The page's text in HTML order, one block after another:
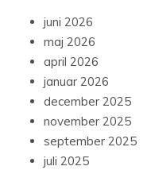
juni 2026
maj 2026
april 2026
januar 2026
december 2025
november 2025
september 2025
juli 2025